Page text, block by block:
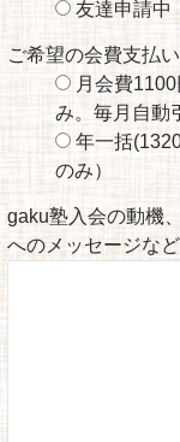
友達申請中
ご希望の会費支払
月会費
み。毎月自動
年一括
のみ）
gaku塾入会の動機
へのメッセージな